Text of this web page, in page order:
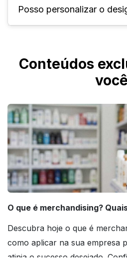
condições do ambiente.
Sim. Para facilitar,
adesivo, remover com
Posso personalizar o
contratar o serviço
criação profissional
Conteúdos
você
O que é merchandising?
Descubra hoje o que é
como aplicar na sua empresa
atinja o sucesso desejado.